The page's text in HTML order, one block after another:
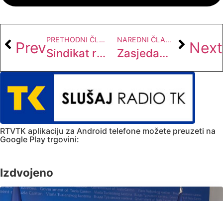
Prev PRETHODNI ČLANAK
Sindikat rudara F BiH najavljuje proteste pred zgradom Vlade F BiH
NAREDNI ČLANAK
Zasjedanje Predstavničkog doma Federalnog parlamenta danas i sutra Next
RTVTK aplikaciju za Android telefone možete preuzeti na
Google Play trgovini:
Izdvojeno